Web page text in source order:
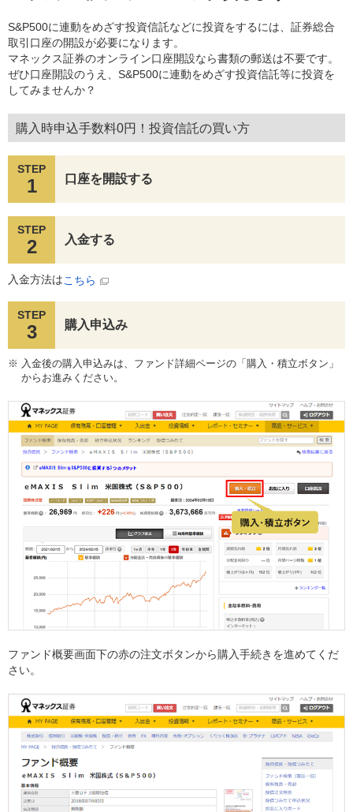
S&P500に連動をめざす投資信託などに投資をするには、証券総合
取引口座の開設が必要になります。
マネックス証券のオンライン口座開設なら書類の郵送は不要です。
ぜひ口座開設のうえ、S&P500に連動をめざす投資信託等に投資を
してみませんか？
購入時申込手数料0円！投資信託の買い方
STEP
1 口座を開設する
STEP
2 入金する
入金方法はこちら
STEP
3 購入申込み
※ 入金後の購入申込みは、ファンド詳細ページの「購入・積立ボタン」
からお進みください。
ファンド概要画面下の赤の注文ボタンから購入手続きを進めてくだ
さい。